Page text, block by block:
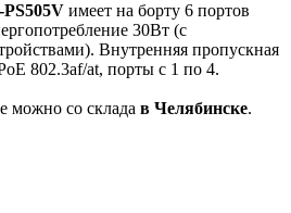
имеет на борту 6 портов
30Вт (с
Внутренняя пропускная
802.3af/at, порты с 1 по 4.
можно со склада в Челябинске.